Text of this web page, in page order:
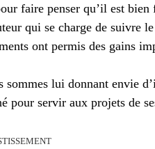
faire penser qu’il est
qui se charge de suivre
ont permis des gains
lui donnant envie
pour servir aux projets de